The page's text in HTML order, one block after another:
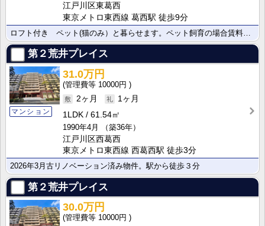
江戸川区東葛西
東京メトロ東西線 葛西駅 徒歩9分
第２荒井プレイス
マンション
31.0万円
10000円
2ヶ月
1ヶ月
1LDK
61.54㎡
1990年4月
（築36年）
江戸川区西葛西
東京メトロ東西線 西葛西駅 徒歩3分
2026年3月古リノベーション済み物件。駅から徒歩３分
第２荒井プレイス
30.0万円
10000円